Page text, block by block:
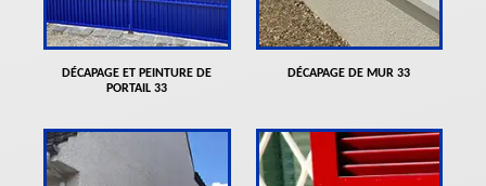
DÉCAPAGE ET PEINTURE DE
PORTAIL 33
DÉCAPAGE DE MUR 33